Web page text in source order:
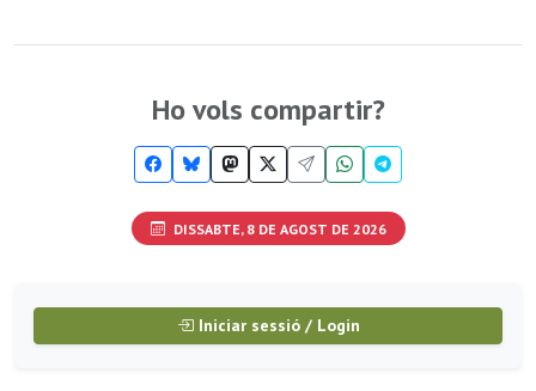
Ho vols compartir?
DISSABTE, 8 DE AGOST DE 2026
Iniciar sessió / Login